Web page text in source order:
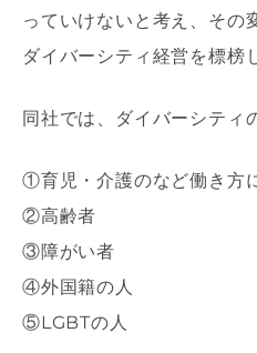
っていけないと考え、その
ダイバーシティ経営を標榜
同社では、ダイバーシティ
①育児・介護のなど働き方
②高齢者
③障がい者
④外国籍の人
⑤LGBTの人